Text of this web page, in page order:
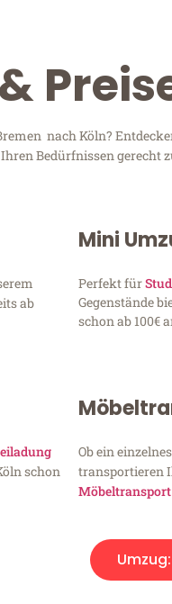
nach Köln?
Bedürfnissen
ab
Mini
Perfekt für
Gegenstände
schon ab 100€
schon
Ob ein
transportieren
Möbeltransport
Umzug: